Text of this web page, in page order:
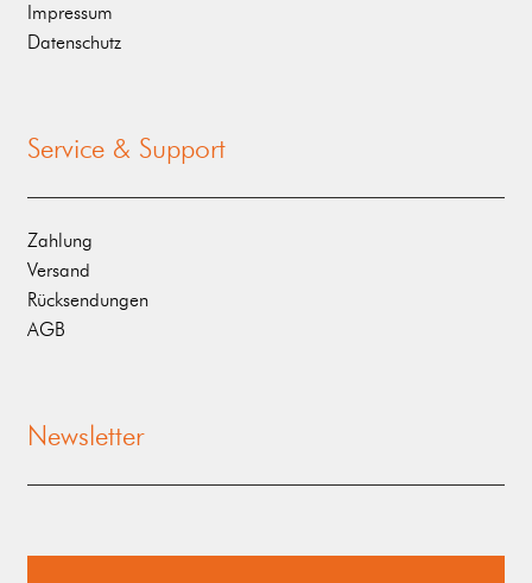
Impressum
Datenschutz
Service & Support
Zahlung
Versand
Rücksendungen
AGB
Newsletter